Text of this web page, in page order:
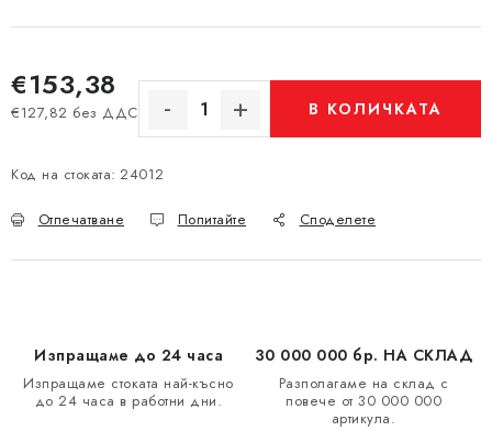
€153,38
€127,82 без ДДС
Измерване на цената:
В КОЛИЧКАТА
Код на стоката: 24012
Отпечатване Попитайте Споделете
Изпращаме до 24 часа
Изпращаме стоката най-късно
до 24 часа в работни дни.
30 000 000 бр. НА СКЛАД
Разполагаме на склад с
повече от 30 000 000
артикула.